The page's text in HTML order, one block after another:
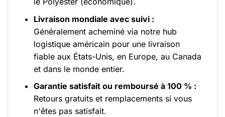
Livraison mondiale avec suivi :
Généralement acheminé via notre hub
logistique américain pour une livraison
fiable aux États-Unis, en Europe, au Canada
et dans le monde entier.
Garantie satisfait ou remboursé à 100 % :
Retours gratuits et remplacements si vous
n'êtes pas satisfait.